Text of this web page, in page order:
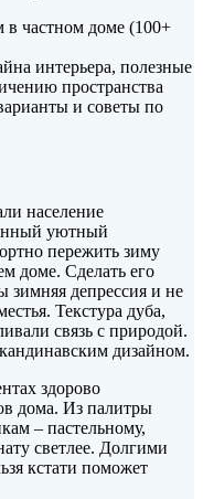
в частном доме (100+
интерьера, полезные
пространства
и советы по
население
уютный
пережить зиму
доме. Сделать его
депрессия и не
Текстура дуба,
связь с природой.
дизайном.
здорово
дома. Из палитры
– пастельному,
светлее. Долгими
кстати поможет